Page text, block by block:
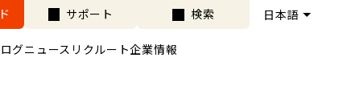
サポート 検索
グニュース リクルート企業情報